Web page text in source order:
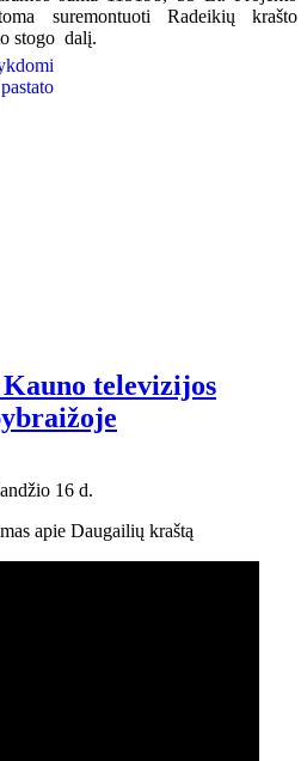
suremontuoti Radeikių krašto
stogo dalį.
televizijos
16 d.
apie Daugailių kraštą